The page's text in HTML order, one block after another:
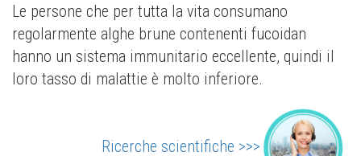
Le persone che per tutta la vita consumano
regolarmente alghe brune contenenti fucoidan
hanno un sistema immunitario eccellente, quindi il
loro tasso di malattie è molto inferiore.
Ricerche scientifiche >>>